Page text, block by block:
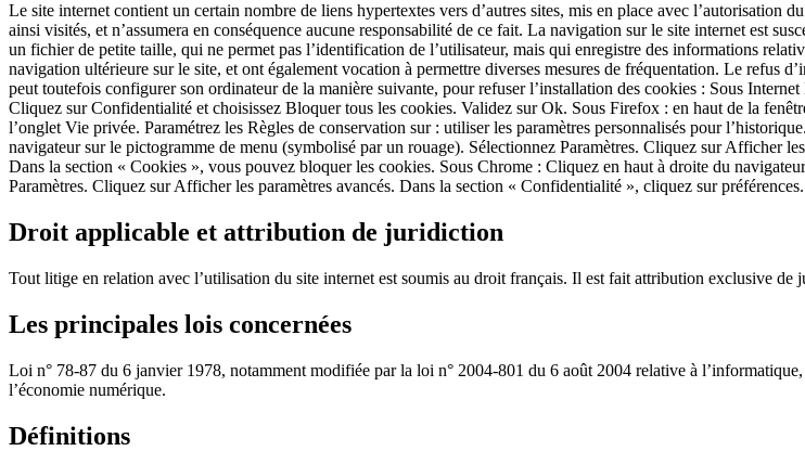
Le site internet contient un certain nombre de liens hypertextes vers d’autres sites, mis en place avec l’autorisation
ainsi visités, et n’assumera en conséquence aucune responsabilité de ce fait. La navigation sur le site internet est
un fichier de petite taille, qui ne permet pas l’identification de l’utilisateur, mais qui enregistre des informations
navigation ultérieure sur le site, et ont également vocation à permettre diverses mesures de fréquentation. Le refus
peut toutefois configurer son ordinateur de la manière suivante, pour refuser l’installation des cookies : Sous
Cliquez sur Confidentialité et choisissez Bloquer tous les cookies. Validez sur Ok. Sous Firefox : en haut de la
l’onglet Vie privée. Paramétrez les Règles de conservation sur : utiliser les paramètres personnalisés pour
navigateur sur le pictogramme de menu (symbolisé par un rouage). Sélectionnez Paramètres. Cliquez sur Afficher
Dans la section « Cookies », vous pouvez bloquer les cookies. Sous Chrome : Cliquez en haut à droite du
Paramètres. Cliquez sur Afficher les paramètres avancés. Dans la section « Confidentialité », cliquez sur
Droit applicable et attribution de juridiction
Tout litige en relation avec l’utilisation du site internet est soumis au droit français. Il est fait attribution exclusive
Les principales lois concernées
Loi n° 78-87 du 6 janvier 1978, notamment modifiée par la loi n° 2004-801 du 6 août 2004 relative à
l’économie numérique.
Définitions